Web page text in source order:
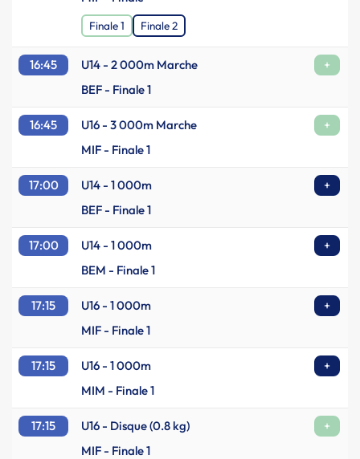
Finale 1 Finale 2
16:45 U14 - 2 000m Marche
+
BEF - Finale 1
16:45 U16 - 3 000m Marche
+
MIF - Finale 1
17:00 U14 - 1 000m
+
BEF - Finale 1
17:00 U14 - 1 000m
+
BEM - Finale 1
17:15 U16 - 1 000m
+
MIF - Finale 1
17:15 U16 - 1 000m
+
MIM - Finale 1
17:15 U16 - Disque (0.8 kg)
+
MIF - Finale 1